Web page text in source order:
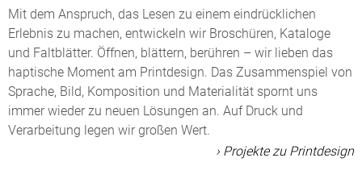
Mit dem Anspruch, das Lesen zu einem eindrücklichen
Erlebnis zu machen, entwickeln wir Broschüren, Kataloge
und Faltblätter. Öffnen, blättern, berühren – wir lieben das
haptische Moment am Printdesign. Das Zusammenspiel von
Sprache, Bild, Komposition und Materialität spornt uns
immer wieder zu neuen Lösungen an. Auf Druck und
Verarbeitung legen wir großen Wert.
› Projekte zu Printdesign